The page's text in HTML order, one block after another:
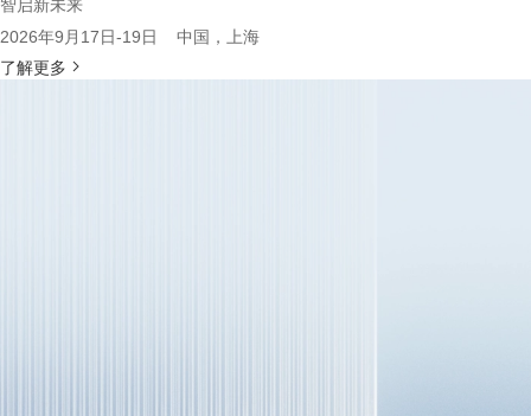
智启新未来
2026年9月17日-19日 中国，上海
了解更多